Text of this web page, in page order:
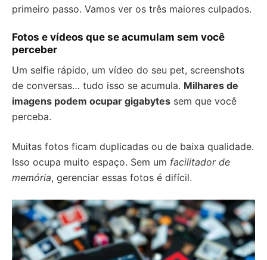
primeiro passo. Vamos ver os três maiores culpados.
Fotos e vídeos que se acumulam sem você
perceber
Um selfie rápido, um vídeo do seu pet, screenshots
de conversas… tudo isso se acumula. Milhares de
imagens podem ocupar gigabytes sem que você
perceba.
Muitas fotos ficam duplicadas ou de baixa qualidade.
Isso ocupa muito espaço. Sem um facilitador de
memória, gerenciar essas fotos é difícil.